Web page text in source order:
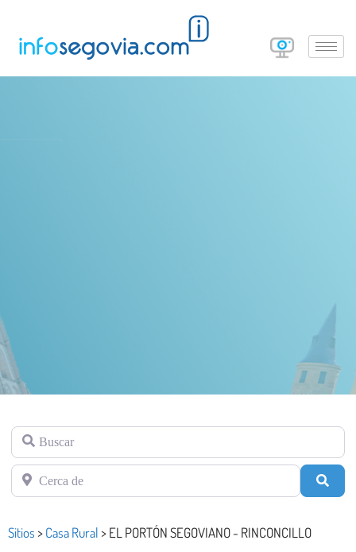
Buscar
Cerca de
Sitios >Casa Rural >EL PORTÓN SEGOVIANO - RINCONCILLO